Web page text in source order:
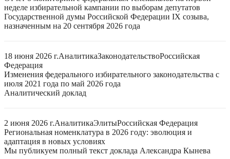
неделе избирательной кампании по выборам депутатов
Государственной думы Российской Федерации IX созыва,
назначенным на 20 сентября 2026 года
18 июня 2026 г.АналитикаЗаконодательствоРоссийская
Федерация
Изменения федерального избирательного законодательства с
июля 2021 года по май 2026 года
Аналитический доклад
2 июня 2026 г.АналитикаЭлитыРоссийская Федерация
Региональная номенклатура в 2026 году: эволюция и
адаптация в новых условиях
Мы публикуем полный текст доклада Александра Кынева